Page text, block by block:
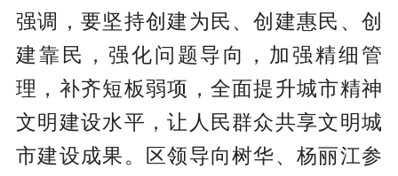
强调，要坚持创建为民、创建惠民、创
建靠民，强化问题导向，加强精细管
理，补齐短板弱项，全面提升城市精神
文明建设水平，让人民群众共享文明城
市建设成果。区领导向树华、杨丽江参